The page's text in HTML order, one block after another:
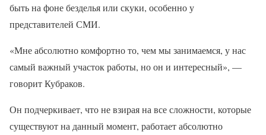
быть на фоне безделья или скуки, особенно у
представителей СМИ.
«Мне абсолютно комфортно то, чем мы занимаемся, у нас
самый важный участок работы, но он и интересный», —
говорит Кубраков.
Он подчеркивает, что не взирая на все сложности, которые
существуют на данный момент, работает абсолютно